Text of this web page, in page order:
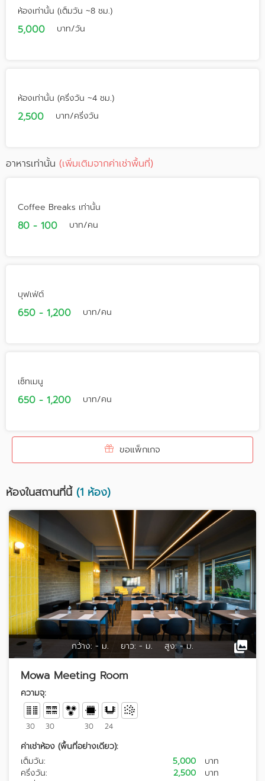
ห้องเท่านั้น (เต็มวัน ~8 ชม.)
5,000 บาท/วัน
ห้องเท่านั้น (ครึ่งวัน ~4 ชม.)
2,500 บาท/ครึ่งวัน
อาหารเท่านั้น (เพิ่มเติมจากค่าเช่าพื้นที่)
Coffee Breaks เท่านั้น
80 - 100 บาท/คน
บุฟเฟ่ต์
650 - 1,200 บาท/คน
เซ็ทเมนู
650 - 1,200 บาท/คน
ขอแพ็กเกจ
ห้องในสถานที่นี้(1 ห้อง)
กว้าง: - ม. ยาว: - ม. สูง: - ม.
Mowa Meeting Room
ความจุ:
30 30 30 24
ค่าเช่าห้อง (พื้นที่อย่างเดียว):
เต็มวัน:
5,000
บาท
ครึ่งวัน:
2,500
บาท